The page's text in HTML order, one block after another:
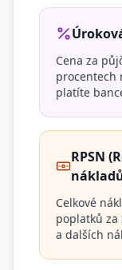
Cena za
procentech
platíte
RPSN
Celkové
poplatků
a dalších